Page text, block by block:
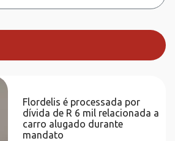
Flordelis é processada por
dívida de R 6 mil relacionada a
carro alugado durante
mandato